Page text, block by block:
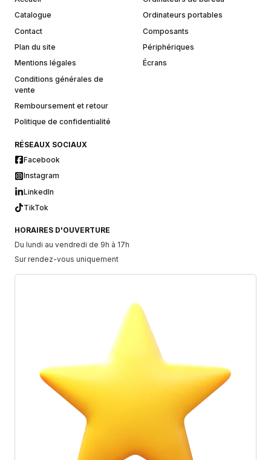
Catalogue
Contact
Plan du site
Mentions légales
Conditions générales de
vente
Remboursement et retour
Politique de confidentialité
Ordinateurs portables
Composants
Périphériques
Écrans
RÉSEAUX SOCIAUX
Facebook
Instagram
LinkedIn
TikTok
HORAIRES D'OUVERTURE
Du lundi au vendredi de 9h à 17h
Sur rendez-vous uniquement